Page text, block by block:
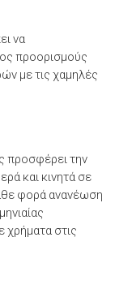
να
προορισμούς
με τις χαμηλές
προσφέρει την
και κινητά σε
φορά ανανέωση
χρήματα στις